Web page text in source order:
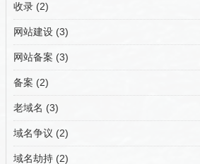
收录 (2)
网站建设 (3)
网站备案 (3)
备案 (2)
老域名 (3)
域名争议 (2)
域名劫持 (2)